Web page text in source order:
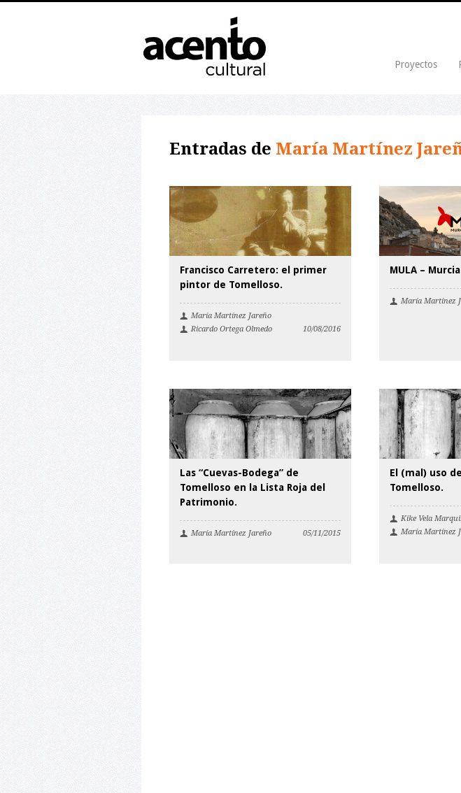
Proyectos
Entradas de María Martínez
Francisco Carretero: el primer
pintor de Tomelloso.
María Martínez Jareño
Ricardo Ortega Olmedo
10/08/2016
MULA –
María Martínez
Las “Cuevas-Bodega” de
Tomelloso en la Lista Roja del
Patrimonio.
María Martínez Jareño 05/11/2015
El (mal) uso
Tomelloso.
Kike Vela
María Martínez